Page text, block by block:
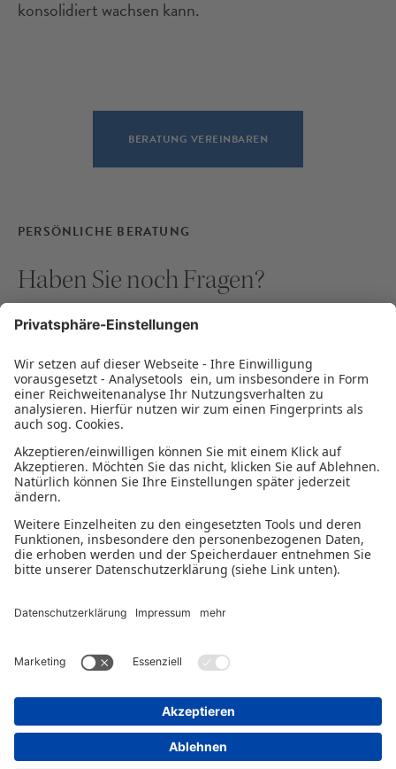
konsolidiert wachsen kann.
BERATUNG VEREINBAREN
PERSÖNLICHE BERATUNG
Haben Sie noch Fragen?
Unsere Finanzierungsexperten beantworten Ihnen
gerne Ihre Fragen zu den Themen Gründung,
Nachfolge, Wachstum und Stabilisierung.
BERATUNG VEREINBAREN
Montag - Donnerstag 9:00-18:00 Uhr
Freitag 9:00-14:00 Uhr
Datenschutzerklärung
Impressum
© 2026 - Ein Serviceangebot der Deutschen